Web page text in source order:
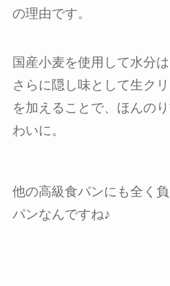
の理由です。
国産小麦を使用して水分
さらに隠し味として生ク
を加えることで、ほんの
わいに。
他の高級食パンにも全く
パンなんですね♪